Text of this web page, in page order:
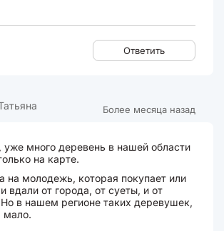
Ответить
Более месяца назад
много деревень в нашей области
на карте.
на молодежь, которая покупает или
вдали от города, от суеты, и от
Но в нашем регионе таких деревушек,
мало.